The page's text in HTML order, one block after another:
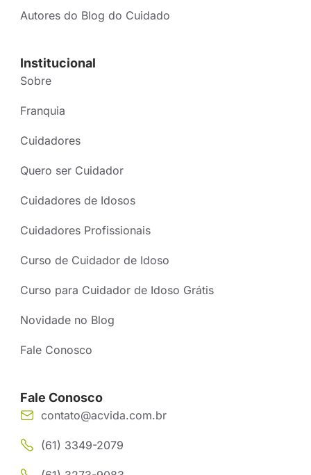
Autores do Blog do Cuidado
Institucional
Sobre
Franquia
Cuidadores
Quero ser Cuidador
Cuidadores de Idosos
Cuidadores Profissionais
Curso de Cuidador de Idoso
Curso para Cuidador de Idoso Grátis
Novidade no Blog
Fale Conosco
Fale Conosco
contato@acvida.com.br
(61) 3349-2079